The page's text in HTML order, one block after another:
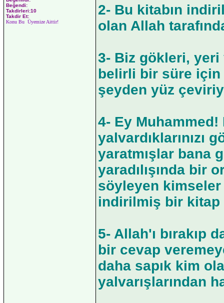
Beğendi:
Takdirleri:10
Takdir Et:
Konu Bu Üyemize Aittir!
2- Bu kitabın
olan Allah
3- Biz gökleri,
belirli bir süre için
şeyden yüz
4- Ey
yalvardıklarınızı
yaratmışlar bana
yaradılışında bir
söyleyen
indirilmiş bir kitap
5- Allah'ı bırakıp
bir cevap
daha sapık kim
yalvarışlarından